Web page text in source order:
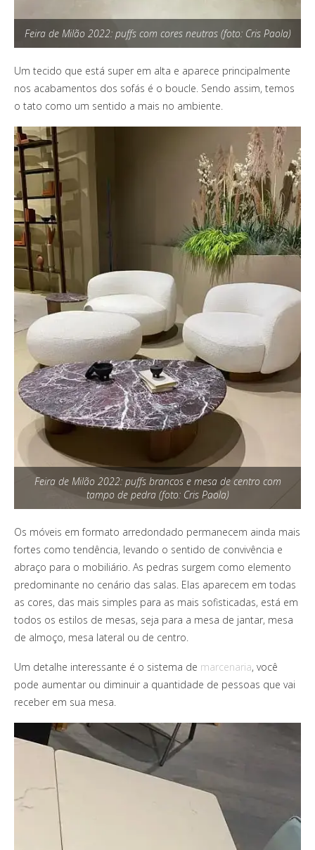
Feira de Milão 2022: puffs com cores neutras (foto: Cris Paola)
Um tecido que está super em alta e aparece principalmente
nos acabamentos dos sofás é o boucle. Sendo assim, temos
o tato como um sentido a mais no ambiente.
Feira de Milão 2022: puffs brancos e mesa de centro com
tampo de pedra (foto: Cris Paola)
Os móveis em formato arredondado permanecem ainda mais
fortes como tendência, levando o sentido de convivência e
abraço para o mobiliário. As pedras surgem como elemento
predominante no cenário das salas. Elas aparecem em todas
as cores, das mais simples para as mais sofisticadas, está em
todos os estilos de mesas, seja para a mesa de jantar, mesa
de almoço, mesa lateral ou de centro.
Um detalhe interessante é o sistema de marcenaria, você
pode aumentar ou diminuir a quantidade de pessoas que vai
receber em sua mesa.